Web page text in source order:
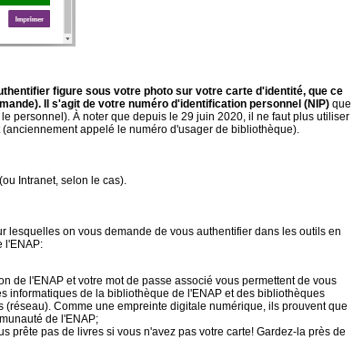
figure sous votre photo sur votre carte d'identité, que ce
Il s'agit de votre numéro d'identification personnel (NIP) que
personnel). À noter que depuis le 29 juin 2020, il ne faut plus utiliser
appelé le numéro d'usager de bibliothèque).
Intranet, selon le cas).
lesquelles on vous demande de vous authentifier dans les outils en
l'ENAP:
de l'ENAP et votre mot de passe associé vous permettent de vous
informatiques de la bibliothèque de l'ENAP et des bibliothèques
(réseau). Comme une empreinte digitale numérique, ils prouvent que
de l'ENAP;
prête pas de livres si vous n'avez pas votre carte! Gardez-la près de